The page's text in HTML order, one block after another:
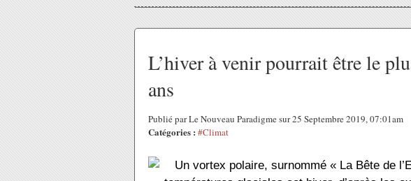
L’hiver à venir pourrait être le
ans
Publié par Le Nouveau Paradigme sur 25 Septembre 2019, 07:01am
Catégories : #Climat